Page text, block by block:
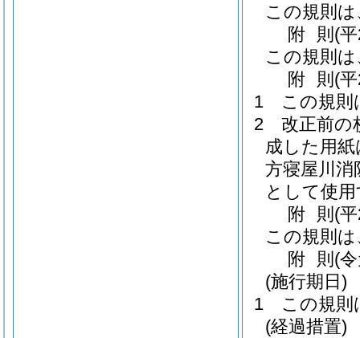
この規則
附 則 (
この規則
附 則 (
1
この規則
2
改正前の
成した用
方寝屋川消
として使
附 則 (
この規則
附 則 (
(施行期日)
1
この規則
(経過措置)